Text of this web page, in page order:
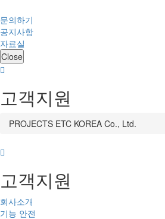
문의하기
공지사항
자료실
Close
고객지원
PROJECTS ETC KOREA Co., Ltd.
고객지원
회사소개
기능 안전